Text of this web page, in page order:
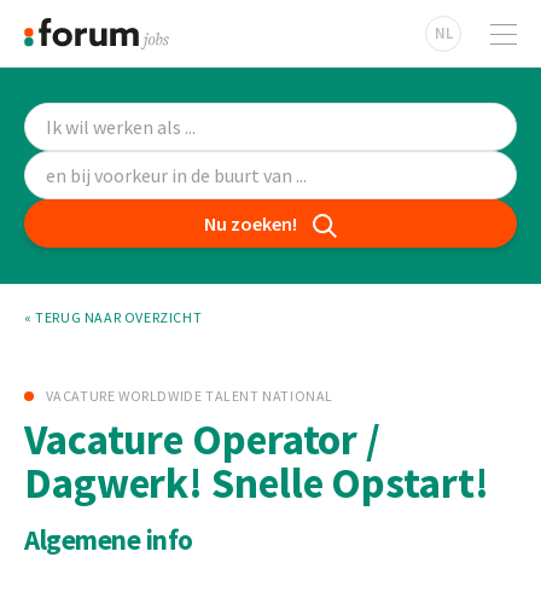
NL
Nu zoeken!
« TERUG NAAR OVERZICHT
VACATURE WORLDWIDE TALENT NATIONAL
Vacature Operator /
Dagwerk! Snelle Opstart!
Algemene info